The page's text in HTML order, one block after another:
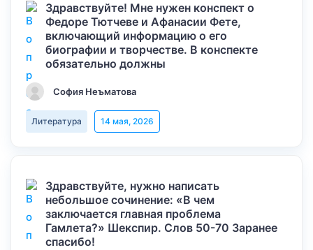
Здравствуйте! Мне нужен конспект о
Федоре Тютчеве и Афанасии Фете,
включающий информацию о его
биографии и творчестве. В конспекте
обязательно должны
София Неъматова
Литература 14 мая, 2026
Здравствуйте, нужно написать
небольшое сочинение: «В чем
заключается главная проблема
Гамлета?» Шекспир. Слов 50-70 Заранее
спасибо!